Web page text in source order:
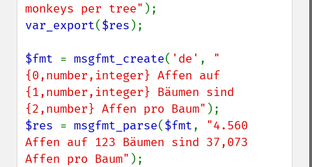
monkeys per tree"
var_export($res );
$fmt = msgfmt_create( 'de' , "
{0,number,integer} Affen auf
{1,number,integer} Bäumen sind
{2,number} Affen pro Baum"
$res = msgfmt_parse($fmt, "4.560
Affen auf 123 Bäumen sind 37,073
Affen pro Baum"